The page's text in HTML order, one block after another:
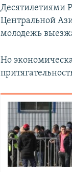
Десятилетиями
Центральной
молодежь
Но